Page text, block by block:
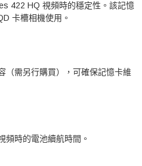
422 HQ 視頻時的穩定性。該記憶
卡槽相機使用。
（需另行購買），可確保記憶卡維
頻時的電池續航時間。